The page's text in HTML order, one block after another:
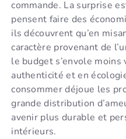
commande. La surprise
pensent faire des
ils découvrent qu’en
caractère provenant de
le budget s’envole
authenticité et en
consommer déjoue les
grande distribution
avenir plus durable et
intérieurs.